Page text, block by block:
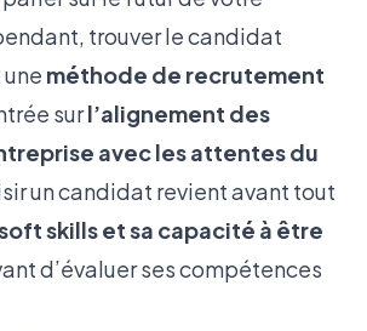
trouver le candidat
méthode de recrutement
surl’alignement des
avec les attentes du
un candidat revient avant tout
skillset sa capacité à être
d’évaluer ses compétences